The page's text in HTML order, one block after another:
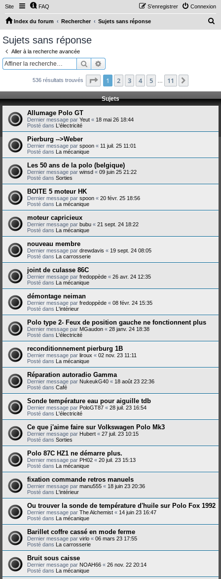
Site FAQ Connexion
S’enregistrer
Index du forum Rechercher Sujets sans réponse
c
h
Sujets sans réponse
Aller à la recherche avancée
Rechercher
536 résultats trouvés Page 1sur11
1 2 3 4 5 11
Sujets
Allumage Polo GT
Dernier message par Yeut « 18 mai 26 18:44
Posté dans L'électricité
Pierburg -->Weber
Dernier message par spoon « 11 juil. 25 11:01
Posté dans La mécanique
Les 50 ans de la polo (belgique)
Dernier message par winsd « 09 juin 25 21:22
Posté dans Sorties
BOITE 5 moteur HK
Dernier message par spoon « 20 févr. 25 18:56
Posté dans La mécanique
moteur capricieux
Dernier message par bubu « 21 sept. 24 18:22
Posté dans La mécanique
nouveau membre
Dernier message par drewdavis « 19 sept. 24 08:05
Posté dans La carrosserie
joint de culasse 86C
Dernier message par fredoppède « 26 avr. 24 12:35
Posté dans La mécanique
démontage neiman
Dernier message par fredoppède « 08 févr. 24 15:35
Posté dans L'intérieur
Polo type 2- Feux de position gauche ne fonctionnent plus
Dernier message par MGaudon « 28 janv. 24 18:38
Posté dans L'électricité
reconditionnement pierburg 1B
Dernier message par liroux « 02 nov. 23 11:11
Posté dans La mécanique
Réparation autoradio Gamma
Dernier message par NukeukG40 « 18 août 23 22:36
Posté dans Café
Sonde température eau pour aiguille tdb
Dernier message par PoloGT87 « 28 juil. 23 16:54
Posté dans L'électricité
Ce que j'aime faire sur Volkswagen Polo Mk3
Dernier message par Hubert « 27 juil. 23 10:15
Posté dans Sorties
Polo 87C HZ1 ne démarre plus.
Dernier message par PH02 « 20 juil. 23 15:13
Posté dans La mécanique
fixation commande retros manuels
Dernier message par manu555 « 18 juin 23 20:36
Posté dans L'intérieur
Ou trouver la sonde de température d'huile sur Polo Fox 1992
Dernier message par The Alchemist « 14 juin 23 16:47
Posté dans La mécanique
Barillet coffre cassé en mode ferme
Dernier message par virlo « 06 mars 23 17:55
Posté dans La carrosserie
Bruit sous caisse
Dernier message par NOAH66 « 26 nov. 22 20:14
Posté dans La mécanique